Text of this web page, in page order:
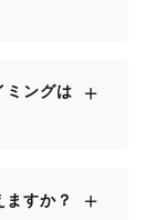
ミングは
＋
すか？ ＋